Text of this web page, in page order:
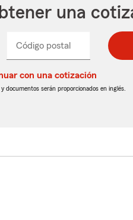
una
Código postal
postal
de
postal
de
_____
con una cotización
documentos serán proporcionados en inglés.